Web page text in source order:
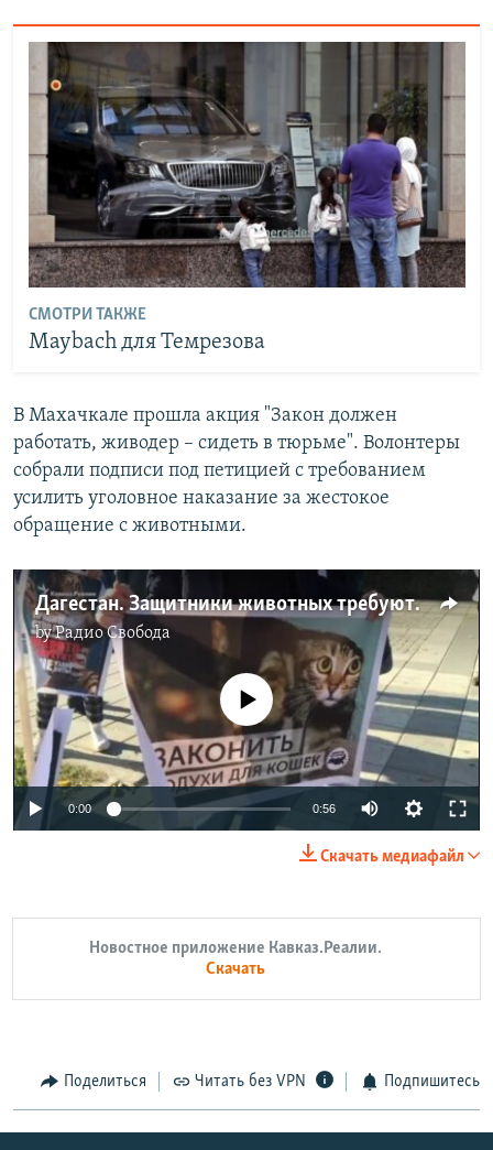
СМОТРИ ТАКЖЕ
Maybach для Темрезова
В Махачкале прошла акция "Закон должен
работать, живодер – сидеть в тюрьме". Волонтеры
собрали подписи под петицией с требованием
усилить уголовное наказание за жестокое
обращение с животными.
Дагестан. Защитники животных требуют ужесточить статью 245
byРадио Свобода
No media source currently available
0:00 0:56
Скачать медиафайл
Новостное приложение Кавказ.Реалии.
Скачать
Поделиться Читать без VPN Подпишитесь